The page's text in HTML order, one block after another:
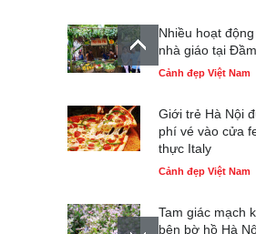
Nhiều hoạt
nhà giáo tại
Cảnh đẹp Việt Nam
Giới trẻ Hà Nội
phí vé vào cửa
thực Italy
Cảnh đẹp Việt Nam
Tam giác mạch
bên bờ hồ Hà